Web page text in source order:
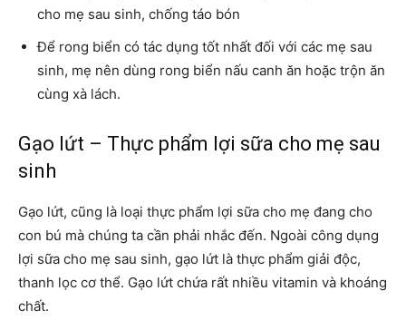
cho mẹ sau sinh, chống táo bón
Để rong biển có tác dụng tốt nhất đối với các mẹ sau
sinh, mẹ nên dùng rong biển nấu canh ăn hoặc trộn ăn
cùng xà lách.
Gạo lứt – Thực phẩm lợi sữa cho mẹ sau
sinh
Gạo lứt, cũng là loại thực phẩm lợi sữa cho mẹ đang cho
con bú mà chúng ta cần phải nhắc đến. Ngoài công dụng
lợi sữa cho mẹ sau sinh, gạo lứt là thực phẩm giải độc,
thanh lọc cơ thể. Gạo lứt chứa rất nhiều vitamin và khoáng
chất.